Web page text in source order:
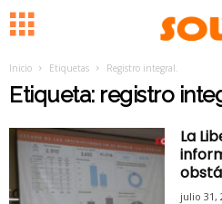
Inicio Etiquetas Registro integral.
Etiqueta: registro
La
julio 31,